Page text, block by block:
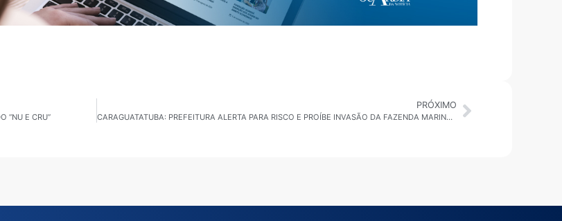
“NU E CRU”
PRÓXIMO
CARAGUATATUBA: PREFEITURA ALERTA PARA RISCO E PROÍBE INVASÃO DA FAZENDA MARINHA DE MEXILHÕES NA COCANHA